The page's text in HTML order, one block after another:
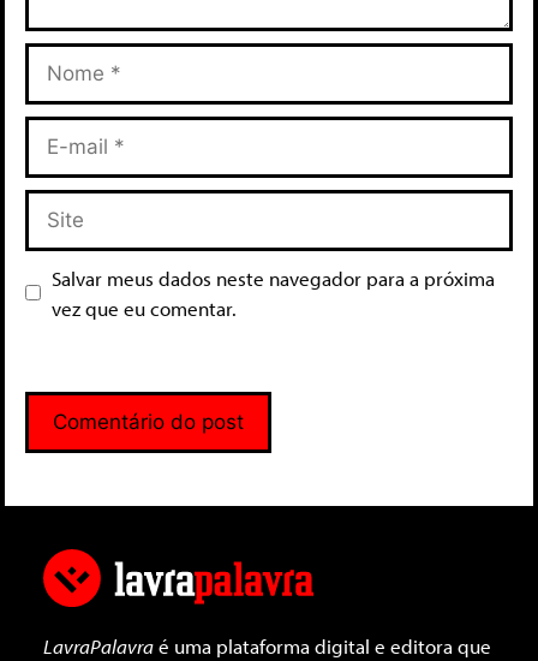
Salvar meus dados neste navegador para a próxima
vez que eu comentar.
LavraPalavraé uma plataforma digital e editora que